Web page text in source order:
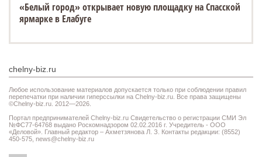
«Белый город» открывает новую площадку на Спасской
ярмарке в Елабуге
chelny-biz.ru
Любое использование материалов допускается только при соблюдении правил
перепечатки при наличии гиперссылки на Chelny-biz.ru. Все права защищены
©Chelny-biz.ru. 2012—2026.
Портал предпринимателей Chelny-biz.ru Свидетельство о регистрации СМИ Эл
№ФС77-64768 выдано Роскомнадзором 02.02.2016 г. Учредитель - ООО
«Деловой». Главный редактор – Ахметзянова Л. З. Контакты редакции: (8552)
450-575, news@chelny-biz.ru